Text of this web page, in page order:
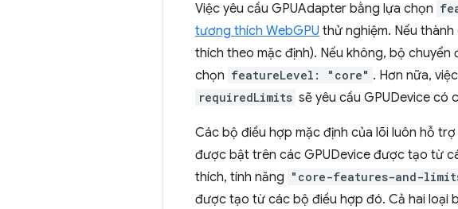
Việc yêu cầu GPUAdapter bằng lựa chọn
tương thích WebGPU thử nghiệm. Nếu
thích theo mặc định). Nếu không, bộ
chọn featureLevel: "core" . Hơn nữa,
requiredLimits sẽ yêu cầu GPUDevice có
Các bộ điều hợp mặc định của lõi luôn hỗ
được bật trên các GPUDevice được tạo từ
thích, tính năng "core-features-and-
được tạo từ các bộ điều hợp đó. Cả hai loại